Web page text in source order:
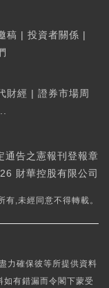
稿 | 投資者關係 |
財經 | 證券市場周
通告之憲報刊登報章
財華控股有限公司
有,未經同意不得轉載。
力確保彼等所提供資料
有錯漏而令閣下蒙受